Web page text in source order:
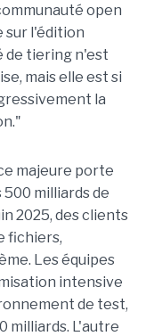
open
sur l'édition
de tiering n'est
mais elle est si
la
majeure porte
milliards de
2025, des clients
fichiers,
Les équipes
intensive
de test,
milliards. L'autre